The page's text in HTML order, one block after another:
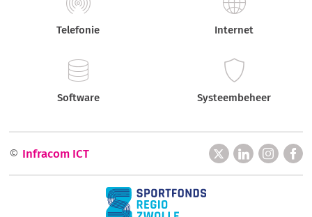
Telefonie Internet
Software Systeembeheer
© Infracom ICT